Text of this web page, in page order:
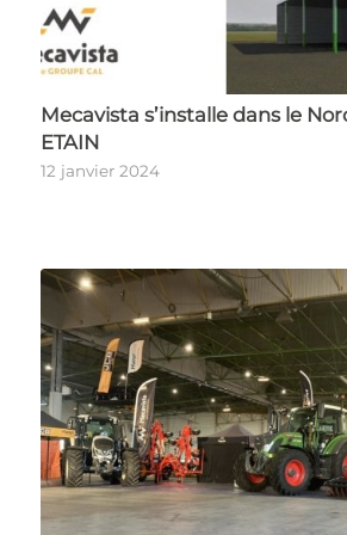
Mecavista s’installe dans le
ETAIN
12 janvier 2024